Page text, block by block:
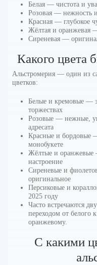
Белая — чистота и
Розовая — нежность
Красная — глубокое
Жёлтая и оранжевая
Сиреневая —
Какого цвета
Альстромерия — один из
цветков:
Белые и кремовые —
торжествах
Розовые — нежные,
адресата
Красные и бордовые
монобукете
Жёлтые и оранжевые
настроение
Сиреневые и
оригинальное
Персиковые и
2025 году
Часто встречаются
переходом от белого
оранжевому.
С какими